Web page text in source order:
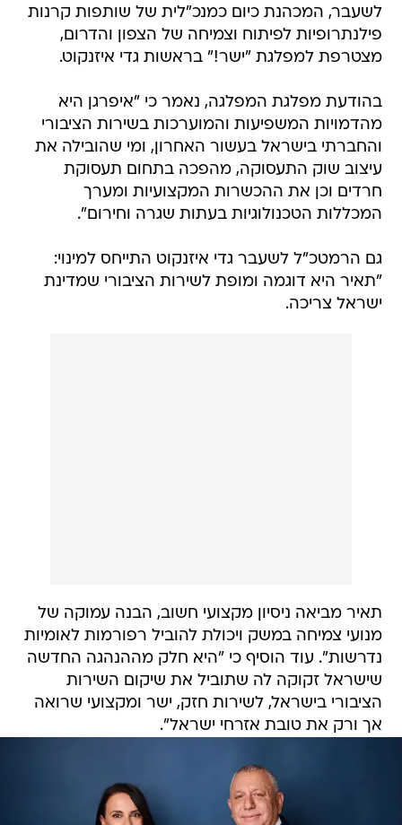
לשעבר, המכהנת כיום כמנכ"לית של שותפות קרנות
פילנתרופיות לפיתוח וצמיחה של הצפון והדרום,
מצטרפת למפלגת "ישר!" בראשות גדי איזנקוט.
בהודעת מפלגת המפלגה, נאמר כי "איפרגן היא
מהדמויות המשפיעות והמוערכות בשירות הציבורי
והחברתי בישראל בעשור האחרון, ומי שהובילה את
עיצוב שוק התעסוקה, מהפכה בתחום תעסוקת
חרדים וכן את ההכשרות המקצועיות ומערך
המכללות הטכנולוגיות בעתות שגרה וחירום".
גם הרמטכ"ל לשעבר גדי איזנקוט התייחס למינוי:
"תאיר היא דוגמה ומופת לשירות הציבורי שמדינת
ישראל צריכה.
תאיר מביאה ניסיון מקצועי חשוב, הבנה עמוקה של
מנועי צמיחה במשק ויכולת להוביל רפורמות לאומיות
נדרשות". עוד הוסיף כי "היא חלק מההנהגה החדשה
שישראל זקוקה לה שתוביל את שיקום השירות
הציבורי בישראל, לשירות חזק, ישר ומקצועי שרואה
אך ורק את טובת אזרחי ישראל".